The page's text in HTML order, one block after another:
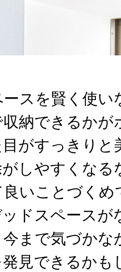
スを賢く使い
納できるかが
がすっきりと
しやすくなる
いことづく
ドスペースが
今まで気づか
見できるかも